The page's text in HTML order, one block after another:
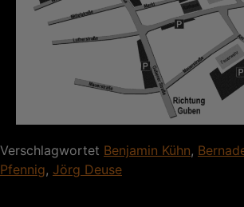
Verschlagwortet Benjamin Kühn,
Pfennig, Jörg Deuse